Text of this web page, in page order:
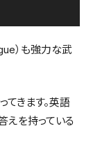
）も強力な武
てきます。英語
えを持っている